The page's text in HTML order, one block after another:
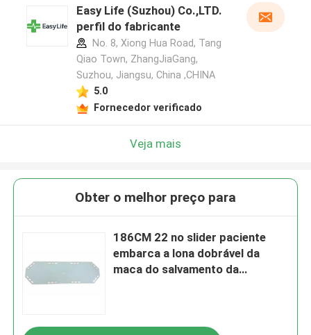
Easy Life (Suzhou) Co.,LTD.
perfil do fabricante
No. 8, Xiong Hua Road, Tang
Qiao Town, ZhangJiaGang,
Suzhou, Jiangsu, China ,CHINA
5.0
Fornecedor verificado
Veja mais
Obter o melhor preço para
186CM 22 no slider paciente
embarca a lona dobrável da
maca do salvamento da